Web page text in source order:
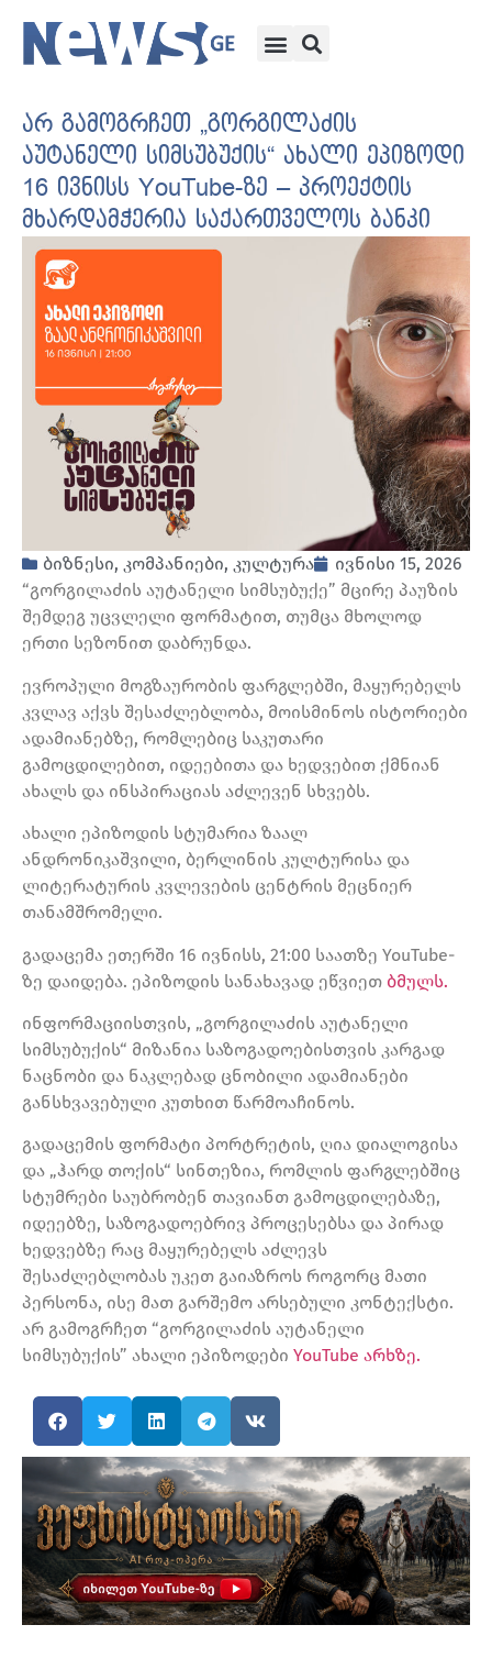
არ გამოგრჩეთ „გორგილაძის
აუტანელი სიმსუბუქის“ ახალი ეპიზოდი
16 ივნისს YouTube-ზე – პროექტის
მხარდამჭერია საქართველოს ბანკი
ბიზნესი, კომპანიები, კულტურა
ივნისი 15, 2026
“გორგილაძის აუტანელი სიმსუბუქე” მცირე პაუზის
შემდეგ უცვლელი ფორმატით, თუმცა მხოლოდ
ერთი სეზონით დაბრუნდა.
ევროპული მოგზაურობის ფარგლებში, მაყურებელს
კვლავ აქვს შესაძლებლობა, მოისმინოს ისტორიები
ადამიანებზე, რომლებიც საკუთარი
გამოცდილებით, იდეებითა და ხედვებით ქმნიან
ახალს და ინსპირაციას აძლევენ სხვებს.
ახალი ეპიზოდის სტუმარია ზაალ
ანდრონიკაშვილი, ბერლინის კულტურისა და
ლიტერატურის კვლევების ცენტრის მეცნიერ
თანამშრომელი.
გადაცემა ეთერში 16 ივნისს, 21:00 საათზე YouTube-
ზე დაიდება. ეპიზოდის სანახავად ეწვიეთ ბმულს.
ინფორმაციისთვის, „გორგილაძის აუტანელი
სიმსუბუქის“ მიზანია საზოგადოებისთვის კარგად
ნაცნობი და ნაკლებად ცნობილი ადამიანები
განსხვავებული კუთხით წარმოაჩინოს.
გადაცემის ფორმატი პორტრეტის, ღია დიალოგისა
და „ჰარდ თოქის“ სინთეზია, რომლის ფარგლებშიც
სტუმრები საუბრობენ თავიანთ გამოცდილებაზე,
იდეებზე, საზოგადოებრივ პროცესებსა და პირად
ხედვებზე რაც მაყურებელს აძლევს
შესაძლებლობას უკეთ გაიაზროს როგორც მათი
პერსონა, ისე მათ გარშემო არსებული კონტექსტი.
არ გამოგრჩეთ “გორგილაძის აუტანელი
სიმსუბუქის” ახალი ეპიზოდები YouTube არხზე.